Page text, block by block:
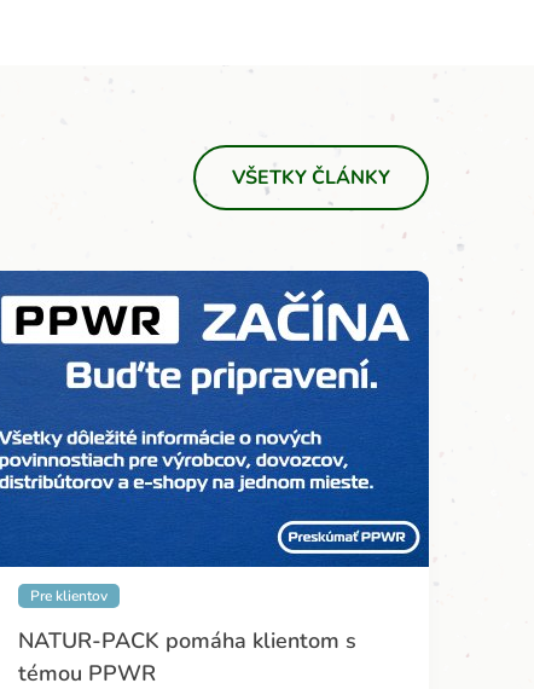
VŠETKY ČLÁNKY
Pre klientov
NATUR-PACK pomáha klientom s
témou PPWR